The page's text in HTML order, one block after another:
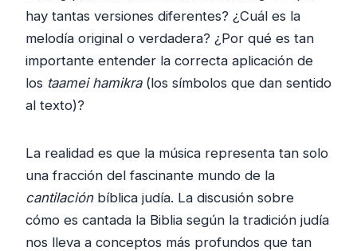
hay tantas versiones diferentes? ¿Cuál es la
melodía original o verdadera? ¿Por qué es tan
importante entender la correcta aplicación de
los taamei hamikra(los símbolos que dan sentido
al texto)?
La realidad es que la música representa tan solo
una fracción del fascinante mundo de la
cantilación bíblica judía. La discusión sobre
cómo es cantada la Biblia según la tradición judía
nos lleva a conceptos más profundos que tan